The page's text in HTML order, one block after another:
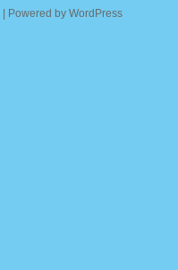
| Powered by WordPress